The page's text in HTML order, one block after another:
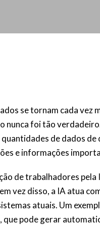
se tornam cada vez
nunca foi tão
de dados de
e informações
de trabalhadores pela
vez disso, a IA atua
atuais. Um
pode gerar